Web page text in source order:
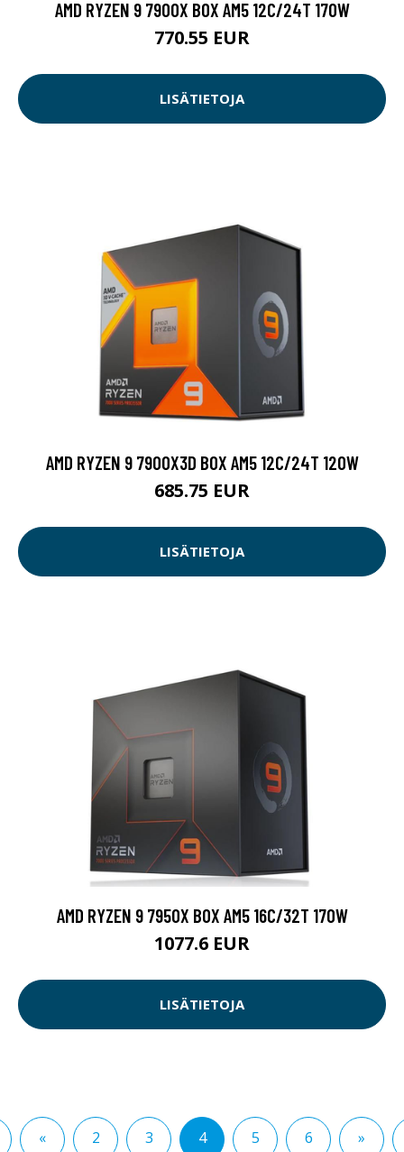
AMD RYZEN 9 7900X BOX AM5 12C/24T 170W
770.55 EUR
LISÄTIETOJA
AMD RYZEN 9 7900X3D BOX AM5 12C/24T 120W
685.75 EUR
LISÄTIETOJA
AMD RYZEN 9 7950X BOX AM5 16C/32T 170W
1077.6 EUR
LISÄTIETOJA
« 2 3 4 5 6 »